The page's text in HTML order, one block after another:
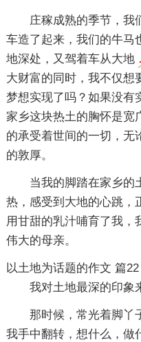
庄稼成熟的季节，我
车造了起来，我们的牛马
地深处，又驾着车从大地
大财富的同时，我不仅想
梦想实现了吗？如果没有
家乡这块热土的胸怀是宽
的承受着世间的一切，无
的敦厚。
当我的脚踏在家乡的
热，感受到大地的心跳，
用甘甜的乳汁哺育了我，
伟大的母亲。
以土地为话题的作文 篇22
我对土地最深的印象
那时候，常光着脚丫
我手中翻转，想什么，做